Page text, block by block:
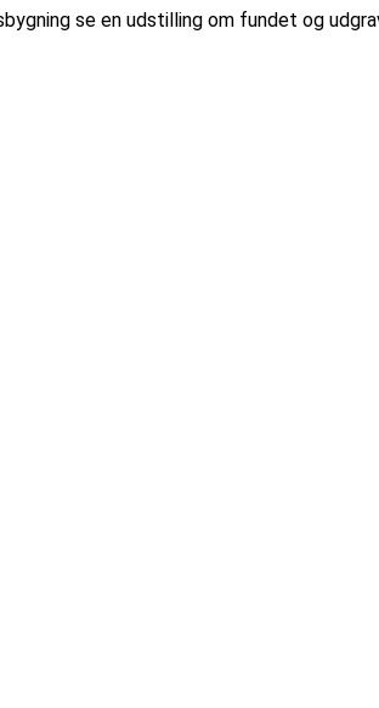
se en udstilling om fundet og